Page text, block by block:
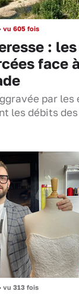
• vu 605 fois
:
face
par les
les débits des
• vu 313 fois